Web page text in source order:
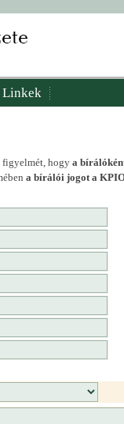
figyelmét, hogy a
a bírálói jogot a